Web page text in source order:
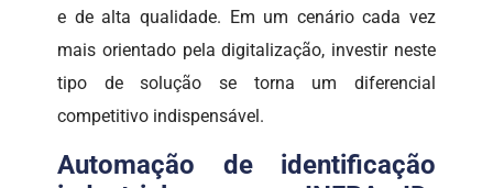
e de alta qualidade. Em um cenário cada vez
mais orientado pela digitalização, investir neste
tipo de solução se torna um diferencial
competitivo indispensável.
Automação de identificação